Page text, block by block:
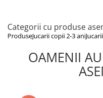
Categorii cu produse
ProduseJucarii copii 2-3 ani
OAMENII